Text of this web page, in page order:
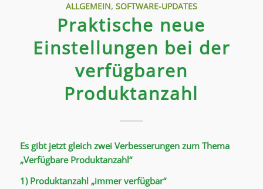
ALLGEMEIN, SOFTWARE-UPDATES
Praktische neue
Einstellungen bei der
verfügbaren
Produktanzahl
Es gibt jetzt gleich zwei Verbesserungen zum Thema
„Verfügbare Produktanzahl“
1) Produktanzahl „immer verfügbar“